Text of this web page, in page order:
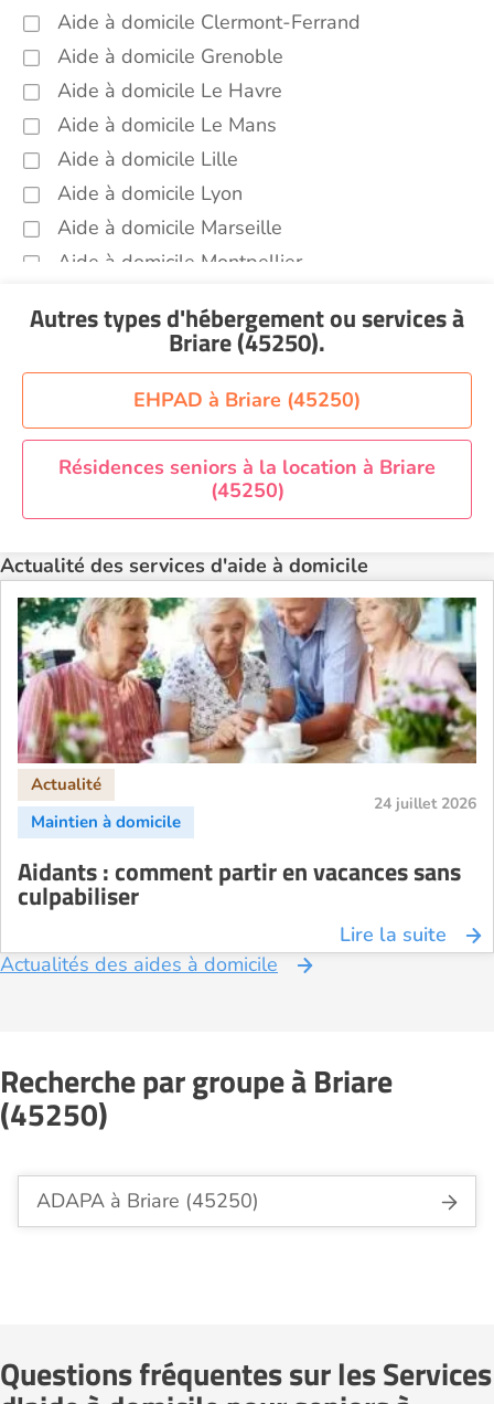
Aide à domicile Clermont-Ferrand
Aide à domicile Grenoble
Aide à domicile Le Havre
Aide à domicile Le Mans
Aide à domicile Lille
Aide à domicile Lyon
Aide à domicile Marseille
Aide à domicile Montpellier
Aide à domicile Nice
Aide à domicile Orléans
Aide à domicile Paris
Aide à domicile Perpignan
Aide à domicile Rennes
Aide à domicile Toulouse
Recherche par ville
Autres types d'hébergement ou servicesà
Briare (45250).
EHPAD à Briare (45250)
Résidences seniors à la location à Briare
(45250)
Actualité des services d'aide à domicile
24 juillet 2026
Aidants : comment partir en vacances sans
culpabiliser
Lire la suite
Actualités des aides à domicile
Recherche par groupe à Briare
(45250)
ADAPA à Briare (45250)
Questions fréquentes sur les Services